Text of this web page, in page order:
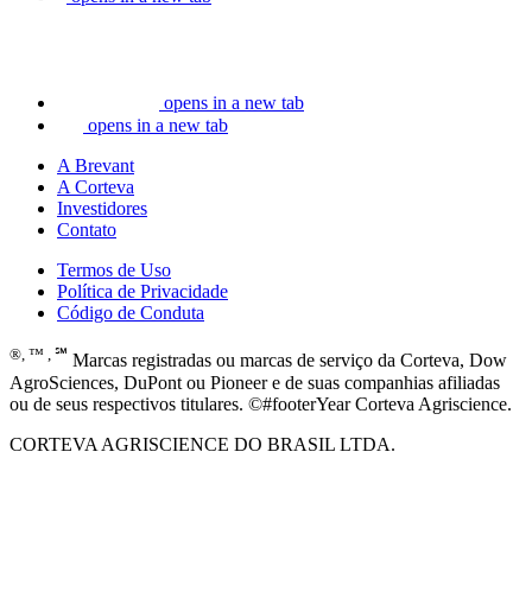
opens in a new tab
opens in a new tab
A Brevant
A Corteva
Investidores
Contato
Termos de Uso
Política de Privacidade
Código de Conduta
®, ™ , ℠ Marcas registradas ou marcas de serviço da Corteva, Dow
AgroSciences, DuPont ou Pioneer e de suas companhias afiliadas
ou de seus respectivos titulares. ©#footerYear Corteva Agriscience.
CORTEVA AGRISCIENCE DO BRASIL LTDA.